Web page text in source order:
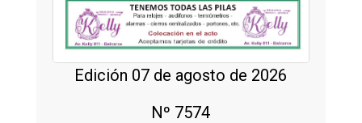
Edición 07 de agosto de 2026
Nº 7574